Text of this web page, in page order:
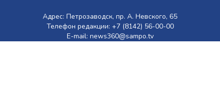
Адрес: Петрозаводск, пр. А. Невского, 65
Телефон редакции: +7 (8142) 56-00-00
E-mail: news360@sampo.tv